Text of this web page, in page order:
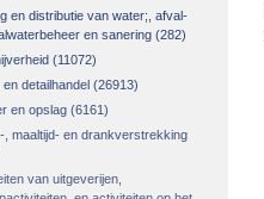
en distributie van water;, afval-
en sanering (282)
(11072)
detailhandel (26913)
en opslag (6161)
, maaltijd- en drankverstrekking
van uitgeverijen,